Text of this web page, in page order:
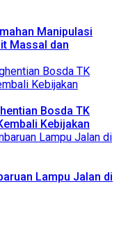
Manipulasi
Massal dan
Bosda TK
Kebijakan
Lampu Jalan di